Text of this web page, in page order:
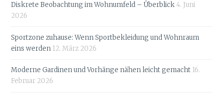
Diskrete Beobachtung im Wohnumfeld – Überblick4. Juni
2026
Sportzone zuhause: Wenn Sportbekleidung und Wohnraum
eins werden 12. März 2026
Moderne Gardinen und Vorhänge nähen leicht gemacht 16.
Februar 2026